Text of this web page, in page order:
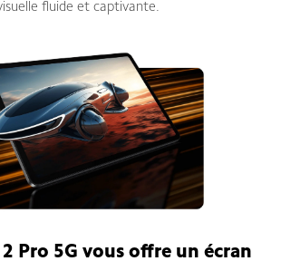
fluide et captivante.
Pro 5G vous offre un écran